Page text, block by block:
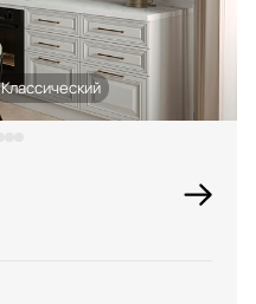
Классический